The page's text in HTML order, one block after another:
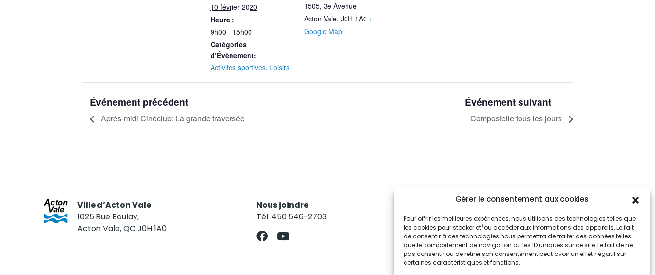
Gérer le consentement aux cookies
Pour offrir les meilleures expériences, nous utilisons des technologies telles que
les cookies pour stocker et/ou accéder aux informations des appareils. Le fait
de consentir à ces technologies nous permettra de traiter des données telles
que le comportement de navigation ou les ID uniques sur ce site. Le fait de ne
pas consentir ou de retirer son consentement peut avoir un effet négatif sur
certaines caractéristiques et fonctions.
10 février 2020
Heure :
9h00 - 15h00
Catégories
d’Évènement:
Activités sportives, Loisirs
1505, 3e Avenue
Acton Vale, J0H 1A0 +
Google Map
Événement précédent
Après-midi Cinéclub: La grande traversée
Événement suivant
Compostelle tous les jours
Ville d’Acton Vale
1025 Rue Boulay,
Acton Vale, QC J0H 1A0
Nous joindre
Tél. 450 546-2703
Restez informés
Abonnez-vous aux alertes municipales
Je m'abonne